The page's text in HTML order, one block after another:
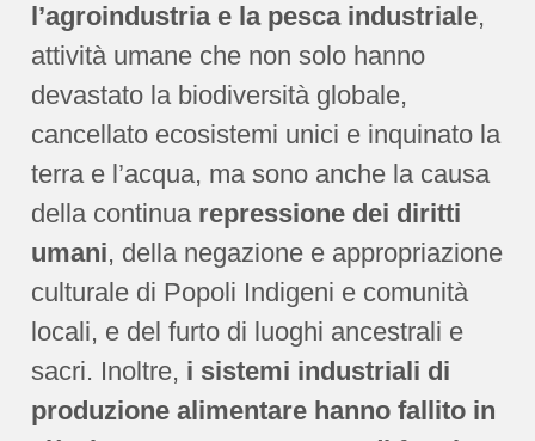
l’agroindustria e la pesca industriale,
attività umane che non solo hanno
devastato la biodiversità globale,
cancellato ecosistemi unici e inquinato la
terra e l’acqua, ma sono anche la causa
della continua repressione dei diritti
umani, della negazione e appropriazione
culturale di Popoli Indigeni e comunità
locali, e del furto di luoghi ancestrali e
sacri. Inoltre, i sistemi industriali di
produzione alimentare hanno fallito in